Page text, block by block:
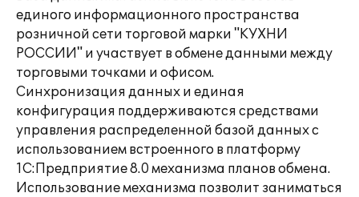
единого информационного пространства
розничной сети торговой марки "КУХНИ
РОССИИ" и участвует в обмене данными между
торговыми точками и офисом.
Синхронизация данных и единая
конфигурация поддерживаются средствами
управления распределенной базой данных с
использованием встроенного в платформу
1С:Предприятие 8.0 механизма планов обмена.
Использование механизма позволит заниматься